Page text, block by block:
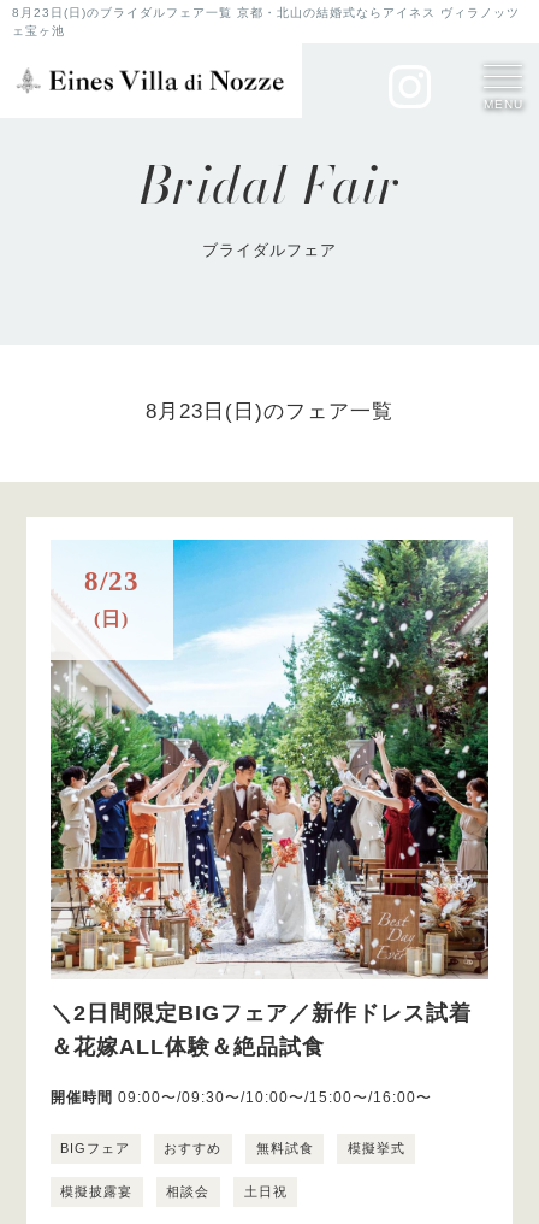
8月23日(日)のブライダルフェア一覧 京都・北山の結婚式ならアイネス ヴィラノッツ
ェ宝ヶ池
MENU
Bridal Fair
ブライダルフェア
8月23日(日)のフェア一覧
8/23
(日)
＼2日間限定BIGフェア／新作ドレス試着
＆花嫁ALL体験＆絶品試食
開催時間 09:00〜/09:30〜/10:00〜/15:00〜/16:00〜
BIGフェア おすすめ 無料試食 模擬挙式
模擬披露宴 相談会 土日祝